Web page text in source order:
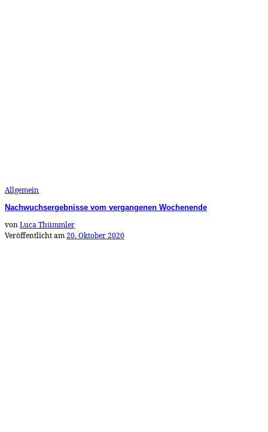
Allgemein
Nachwuchsergebnisse vom vergangenen Wochenende
vonLuca Thümmler
Veröffentlicht am20. Oktober 2020